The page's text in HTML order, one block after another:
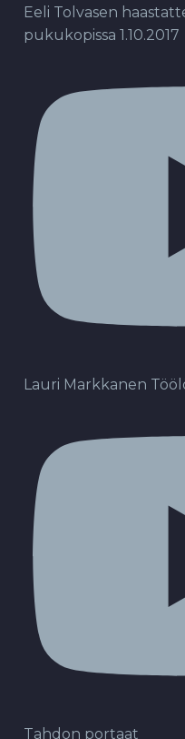
Eeli Tolvasen
pukukopissa 1.10.2017
Lauri Markkanen
Tahdon portaat